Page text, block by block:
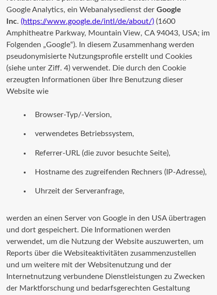
Google Analytics, ein Webanalysedienst derGoogle
Inc.(https://www.google.de/intl/de/about/) (1600
Amphitheatre Parkway, Mountain View, CA 94043, USA; im
Folgenden „Google“). In diesem Zusammenhang werden
pseudonymisierte Nutzungsprofile erstellt und Cookies
(siehe unter Ziff. 4) verwendet. Die durch den Cookie
erzeugten Informationen über Ihre Benutzung dieser
Website wie
Browser-Typ/-Version,
verwendetes Betriebssystem,
Referrer-URL (die zuvor besuchte Seite),
Hostname des zugreifenden Rechners (IP-Adresse),
Uhrzeit der Serveranfrage,
werden an einen Server von Google in den USA übertragen
und dort gespeichert. Die Informationen werden
verwendet, um die Nutzung der Website auszuwerten, um
Reports über die Websiteaktivitäten zusammenzustellen
und um weitere mit der Websitenutzung und der
Internetnutzung verbundene Dienstleistungen zu Zwecken
der Marktforschung und bedarfsgerechten Gestaltung